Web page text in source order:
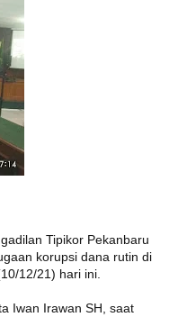
Tipikor Pekanbaru
korupsi dana rutin di
12/21) hari ini.
Iwan Irawan SH, saat
JADILAH
INFO